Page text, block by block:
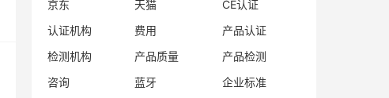
京东
天猫
CE认证
认证机构
费用
产品认证
检测机构
产品质量
产品检测
咨询
蓝牙
企业标准